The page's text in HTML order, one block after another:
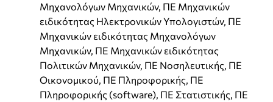
Μηχανολόγων Μηχανικών, ΠΕ Μηχανικών
ειδικότητας Ηλεκτρονικών Υπολογιστών, ΠΕ
Μηχανικών ειδικότητας Μηχανολόγων
Μηχανικών, ΠΕ Μηχανικών ειδικότητας
Πολιτικών Μηχανικών, ΠΕ Νοσηλευτικής, ΠΕ
Οικονομικού, ΠΕ Πληροφορικής, ΠΕ
Πληροφορικής (software), ΠΕ Στατιστικής, ΠΕ